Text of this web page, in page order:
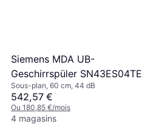
Siemens MDA UB-
Geschirrspüler SN43ES04TE
Sous-plan, 60 cm, 44 dB
542,57 €
Ou 180,85 €/mois
4 magasins